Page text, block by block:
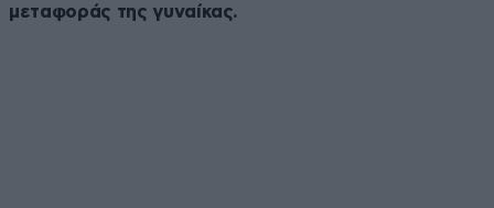
μεταφοράς της γυναίκας.